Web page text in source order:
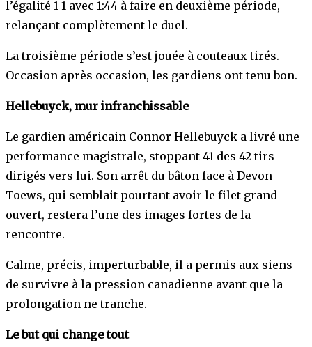
l’égalité 1-1 avec 1:44 à faire en deuxième période,
relançant complètement le duel.
La troisième période s’est jouée à couteaux tirés.
Occasion après occasion, les gardiens ont tenu bon.
Hellebuyck, mur infranchissable
Le gardien américain Connor Hellebuyck a livré une
performance magistrale, stoppant 41 des 42 tirs
dirigés vers lui. Son arrêt du bâton face à Devon
Toews, qui semblait pourtant avoir le filet grand
ouvert, restera l’une des images fortes de la
rencontre.
Calme, précis, imperturbable, il a permis aux siens
de survivre à la pression canadienne avant que la
prolongation ne tranche.
Le but qui change tout